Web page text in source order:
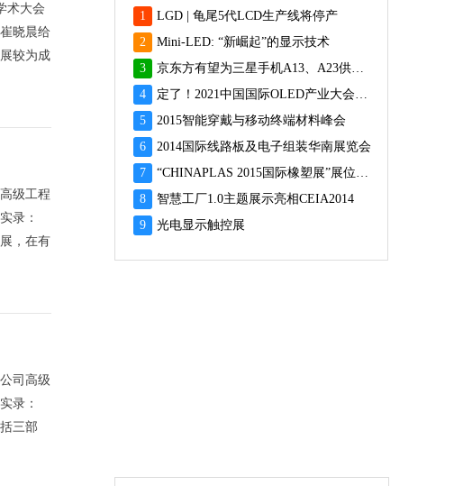
术大会
晓晨给
较为成
级工程
录：
，在有
司高级
录：
三部
1
LGD | 龟尾5代LCD生产线将停产
2
Mini-LED: “新崛起”的显示技术
3
京东方有望为三星手机A13、A23供应面板
4
定了！2021中国国际OLED产业大会12月重磅启幕
5
2015智能穿戴与移动终端材料峰会
6
2014国际线路板及电子组装华南展览会
7
“CHINAPLAS 2015国际橡塑展”展位预订火爆 彰显橡塑业乐观前景
8
智慧工厂1.0主题展示亮相CEIA2014
9
光电显示触控展